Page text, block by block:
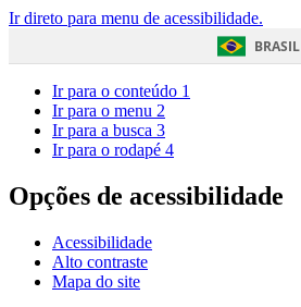
Ir direto para menu de acessibilidade.
BRASIL
Ir para o conteúdo 1
Ir para o menu 2
Ir para a busca 3
Ir para o rodapé 4
Opções de acessibilidade
Acessibilidade
Alto contraste
Mapa do site